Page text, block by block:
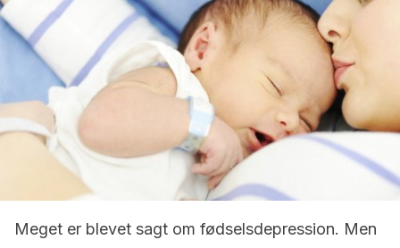
Meget er blevet sagt om fødselsdepression. Men